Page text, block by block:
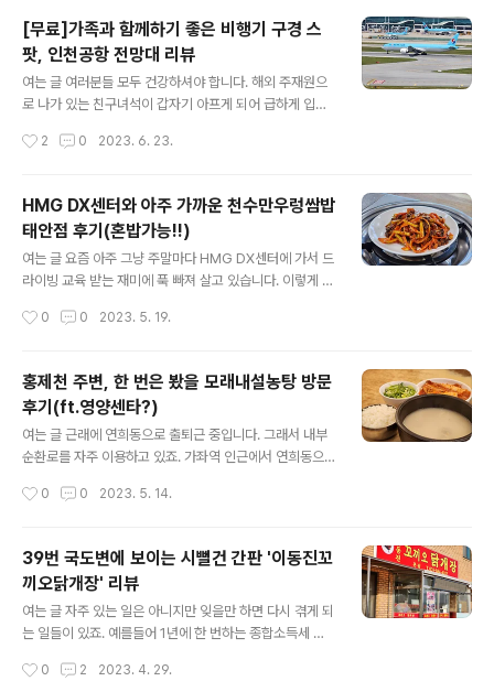
태풍이 한반도를 지나던 10일 말복일에 반드시 은평구청
에 가야만 하는 상황이 생겼고 태풍이 온다길래 방문객이
적을거라 생각했지만 은평구청 앞에 있는 회전 교차로에
차량이 쌓여버릴 정도로 차들이 많더군요. 비는 오지, 차량
은 막히지 어떡해야 하나 고민하다가 좋은 방법을 하나 알
35-2285 주소 : 서울 은평구 은평로 203 주차비 : 30분
[무료]가족과 함께하기 좋은 비행기 구경 스
팟, 인천공항 전망대 리뷰
여는 글 여러분들 모두 건강하셔야 합니다. 해외 주재원으
로 나가 있는 친구녀석이 갑자기 아프게 되어 급하게 입국
켜보는데 마음이 좀 짠하더군요. 아무튼 친구녀석을 공항
륙하는 비행기를 한 눈에 볼 수 있는 스팟을 찾아 어슬렁 거
리고 있었습니다. 간혹 공항 주변에 갈 일이 있으면 이착륙
하는 방향을 보고 안전한 곳 중 가까운 곳에 가서 비행기를
구경하는 건 꽤나 즐거운 일입니다. 크게 비행기에 관심이
없는 분들이라 하더라도 그 커다란 금속 덩어리가 날아가
몰랐던 것인지 아예 대놓고 자리를 잡아주고 구경할 수 있
2 0 2023. 6. 23.
HMG DX센터와 아주 가까운 천수만우렁쌈밥
태안점 후기(혼밥가능!!)
여는 글 요즘 아주 그냥 주말마다 HMG DX센터에 가서 드
라이빙 교육 받는 재미에 푹 빠져 살고 있습니다. 이렇게 뭔
겠군요. 참 즐겁고 늘 행복합니다. 다만 저는 회사가 연희
이 쉬운 일은 아닙니다. 물론 저보다 훨씬 더 멀리서 오시는
분들도 계시긴 하죠. 그래도 한 번 움직일 때 숙소비, 유류
비, 식비 등이 발생하기 때문에 저는 하루에 최대한 다양한
프로그램을 꽉꽉 채워 듣고 있습니다. 레벨2, 하루에 2탕
을? 현대자동차그룹 드라이빙 익스피리언스 현대와 기아
이렇게 말이죠. 교육 하나에 3시간이 넘다보니 이 정도만
0 0 2023. 5. 19.
홍제천 주변, 한 번은 봤을 모래내설농탕 방문
후기(ft.영양센타?)
여는 글 근래에 연희동으로 출퇴근 중입니다. 그래서 내부
순환로를 자주 이용하고 있죠. 가좌역 인근에서 연희동으
합니다. 길이 좁고 험하며 심지어 양방통행입니다. 수동차
차량과 마주치는 일입니다. 그래서 어쩔 수 없이 제 차로 다
닐 때 혼자 탑승한게 아니라면 삥 둘러가게 됩니다. 그렇게
내부순환로 하부에서 홍제천을 따라 운행을 하면서 몇 번
눈에 들어왔던 꽤나 오래돼 보이는 식당인 '모래내설농
서울 서대문구 모래내로 271 영업시간 : 07:00 ~ 22:00
0 0 2023. 5. 14.
39번 국도변에 보이는 시뻘건 간판 '이동진꼬
끼오닭개장' 리뷰
여는 글 자주 있는 일은 아니지만 잊을만 하면 다시 겪게 되
는 일들이 있죠. 예를들어 1년에 한 번하는 종합소득세 신
다. 그때 뭔가가 '특이하면' 기억에 남게 됩니다. 저는 경상
0 2 2023. 4. 29.